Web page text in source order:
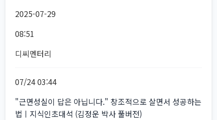
2025-07-29
08:51
디씨멘터리
07/24 03:44
"근면성실이 답은 아닙니다." 창조적으로 살면서 성공하는
법ㅣ지식인초대석 (김정운 박사 풀버전)